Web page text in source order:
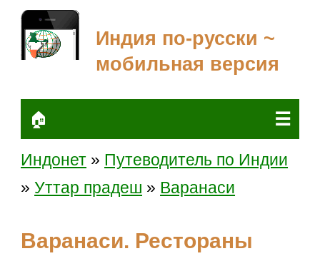
Индия по-русски ~
мобильная версия
🏠 ☰
Индонет » Путеводитель по Индии
»Уттар прадеш » Варанаси
Варанаси. Рестораны